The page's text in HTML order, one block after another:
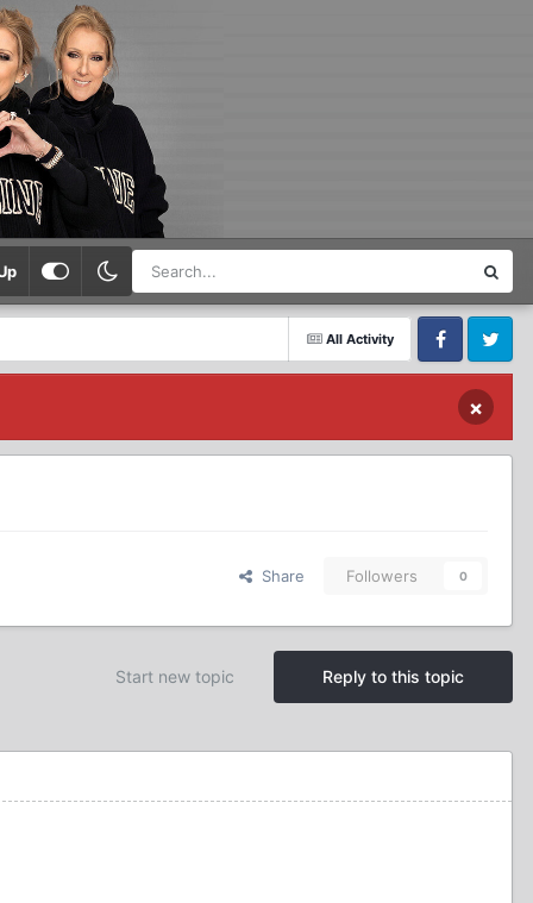
All Activity
FacebookTwitter
×
Share Followers 0
Reply to this topic
Start new topic